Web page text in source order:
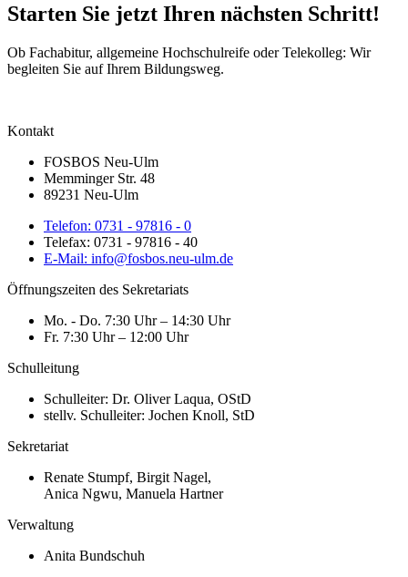
Starten Sie jetzt Ihren nächsten Schritt!
Ob Fachabitur, allgemeine Hochschulreife oder Telekolleg: Wir
begleiten Sie auf Ihrem Bildungsweg.
Kontakt
FOSBOS Neu-Ulm
Memminger Str. 48
89231 Neu-Ulm
Telefon: 0731 - 97816 - 0
Telefax: 0731 - 97816 - 40
E-Mail: info@fosbos.neu-ulm.de
Öffnungszeiten des Sekretariats
Mo. - Do. 7:30 Uhr – 14:30 Uhr
Fr. 7:30 Uhr – 12:00 Uhr
Schulleitung
Schulleiter: Dr. Oliver Laqua, OStD
stellv. Schulleiter: Jochen Knoll, StD
Sekretariat
Renate Stumpf, Birgit Nagel,
Anica Ngwu, Manuela Hartner
Verwaltung
Anita Bundschuh